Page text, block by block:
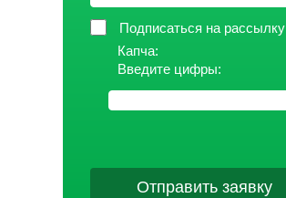
Подписаться на рассылку
Капча:
Введите цифры:
Отправить заявку